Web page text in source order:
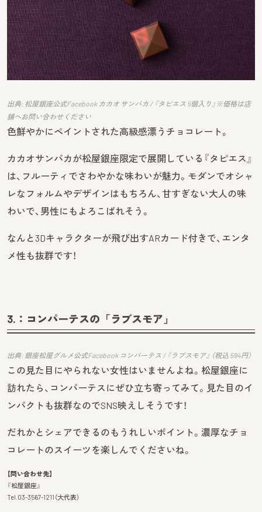
出典: 松屋銀座公式Facebook カカオ サンパカ / 『タピエス 5個入り』※価格は店
舗へお問い合わせください
色鮮やかにペイントされた高級感漂うチョコレート。
カカオサンパカが松屋銀座限定で展開している『タピエス』
は、フルーティでさわやかな味わいが魅力。モダンでオシャ
レなフォルムやデザインはもちろん、甘すぎない大人の味
わいで、男性にもよろこばれそう。
なんと3Dキャラクターが飛び出すARカード付きで、エンタ
メ性も抜群です！
3.：コンパーテスの「ラブスモア」
出典: 銀座松屋グルメ公式Facebook コンパーテス / 『ラブスモア』 （税込 594円）
この見た目にやられない女性はいませんよね。松屋銀座に
訪れたら、コンパーテスにぜひ立ち寄ってみて。見た目のイ
ンパクトも抜群なのでSNS映えしそうです！
だれかとシェアできるのもうれしいポイント。濃厚なチョ
コレートのスイーツを楽しんでくださいね。
【問い合わせ先】
『松屋銀座』
Tel.03-3567-1211（大代表）